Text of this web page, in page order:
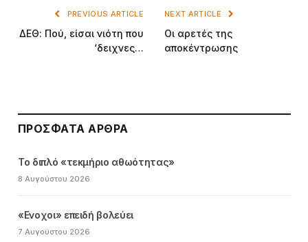
PREVIOUS ARTICLE
ΔΕΘ: Πού, είσαι νιότη που
‘δειχνες…
NEXT ARTICLE
Οι αρετές της
αποκέντρωσης
ΠΡΌΣΦΑΤΑ ΆΡΘΡΑ
Το διπλό «τεκμήριο αθωότητας»
8 Αυγούστου 2026
«Ενοχοι» επειδή βολεύει
7 Αυγούστου 2026